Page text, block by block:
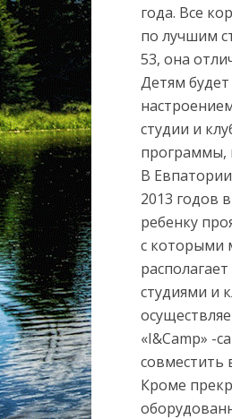
года. Все
по лучшим
53, она
Детям
студии и
программы,
В
2013 годов
ребенку
с которыми
студиями и
«I&Camp» -
совместить
Кроме